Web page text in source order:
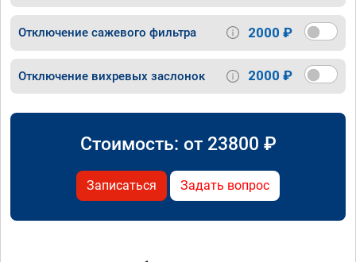
Отключение сажевого фильтра 2000 ₽
Отключение вихревых заслонок 2000 ₽
Стоимость: от 23800 ₽
Записаться Задать вопрос